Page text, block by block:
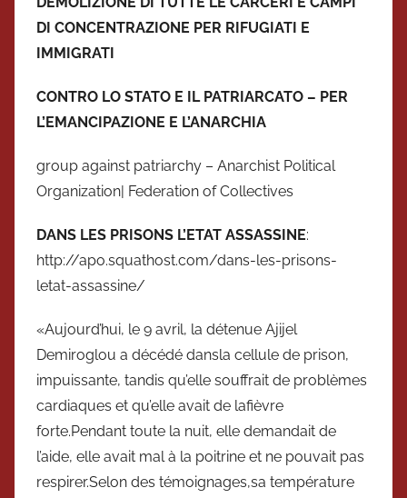
DI CONCENTRAZIONE PER RIFUGIATI E
IMMIGRATI
CONTRO LO STATO E IL PATRIARCATO – PER
L’EMANCIPAZIONE E L’ANARCHIA
group against patriarchy – Anarchist Political
Organization| Federation of Collectives
DANS LES PRISONS L’ETAT ASSASSINE:
http://apo.squathost.com/dans-les-prisons-
letat-assassine/
«Aujourd’hui, le 9 avril, la détenue Ajijel
Demiroglou a décédé dansla cellule de prison,
impuissante, tandis qu’elle souffrait de problèmes
cardiaques et qu’elle avait de lafièvre
forte.Pendant toute la nuit, elle demandait de
l’aide, elle avait mal à la poitrine et ne pouvait pas
respirer.Selon des témoignages,sa température